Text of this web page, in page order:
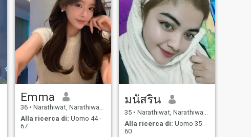
Emma
36 • Narathiwat, Narathiwat, Thailandia
Alla ricerca di: Uomo 44 -
67
มนัสริน
35 • Narathiwat, Narathiwat, Thailandia
Alla ricerca di: Uomo 35 -
60